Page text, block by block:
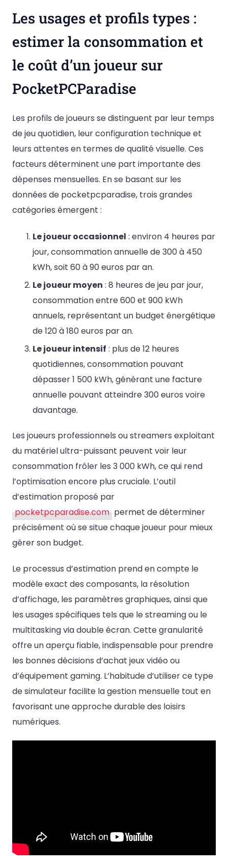
Les usages et profils types :
estimer la consommation et
le coût d’un joueur sur
PocketPCParadise
Les profils de joueurs se distinguent par leur temps
de jeu quotidien, leur configuration technique et
leurs attentes en termes de qualité visuelle. Ces
facteurs déterminent une part importante des
dépenses mensuelles. En se basant sur les
données de pocketpcparadise, trois grandes
catégories émergent :
Le joueur occasionnel : environ 4 heures par
jour, consommation annuelle de 300 à 450
kWh, soit 60 à 90 euros par an.
Le joueur moyen : 8 heures de jeu par jour,
consommation entre 600 et 900 kWh
annuels, représentant un budget énergétique
de 120 à 180 euros par an.
Le joueur intensif : plus de 12 heures
quotidiennes, consommation pouvant
dépasser 1 500 kWh, générant une facture
annuelle pouvant atteindre 300 euros voire
davantage.
Les joueurs professionnels ou streamers exploitant
du matériel ultra-puissant peuvent voir leur
consommation frôler les 3 000 kWh, ce qui rend
l’optimisation encore plus cruciale. L’outil
d’estimation proposé par
pocketpcparadise.com permet de déterminer
précisément où se situe chaque joueur pour mieux
gérer son budget.
Le processus d’estimation prend en compte le
modèle exact des composants, la résolution
d’affichage, les paramètres graphiques, ainsi que
les usages spécifiques tels que le streaming ou le
multitasking via double écran. Cette granularité
offre un aperçu fiable, indispensable pour prendre
les bonnes décisions d’achat jeux vidéo ou
d’équipement gaming. L’habitude d’utiliser ce type
de simulateur facilite la gestion mensuelle tout en
favorisant une approche durable des loisirs
numériques.